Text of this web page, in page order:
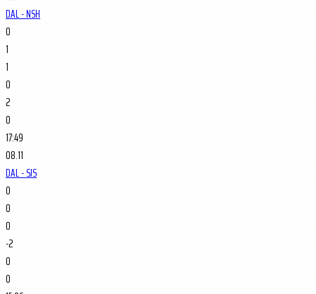
DAL - NSH
0
1
1
0
2
0
17:49
08.11
DAL - SJS
0
0
0
-2
0
0